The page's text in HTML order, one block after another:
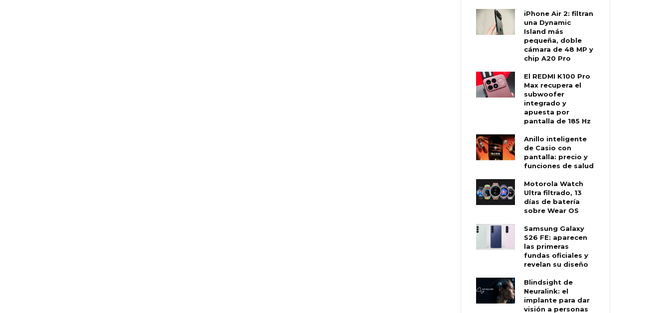
iPhone Air 2: filtran
una Dynamic
Island más
pequeña, doble
cámara de 48 MP y
chip A20 Pro
El REDMI K100 Pro
Max recupera el
subwoofer
integrado y
apuesta por
pantalla de 185 Hz
Anillo inteligente
de Casio con
pantalla: precio y
funciones de salud
Motorola Watch
Ultra filtrado, 13
días de batería
sobre Wear OS
Samsung Galaxy
S26 FE: aparecen
las primeras
fundas oficiales y
revelan su diseño
Blindsight de
Neuralink: el
implante para dar
visión a personas